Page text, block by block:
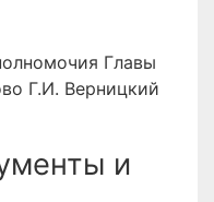
Главы
Г.И. Верницкий
и